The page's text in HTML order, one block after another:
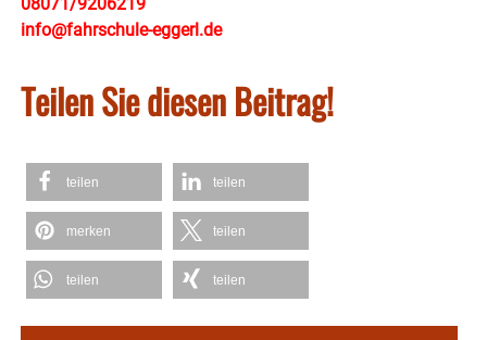
info@fahrschule-eggerl.de
Teilen Sie diesen Beitrag!
teilen teilen
merken teilen
teilen teilen